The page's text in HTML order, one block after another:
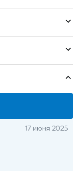
17 июня 2025